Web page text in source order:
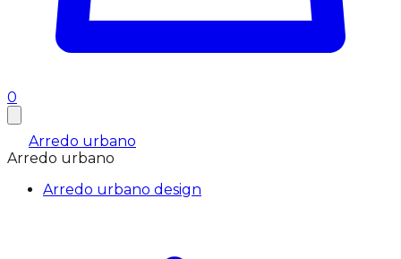
0
Arredo urbano
Arredo urbano
Arredo urbano design